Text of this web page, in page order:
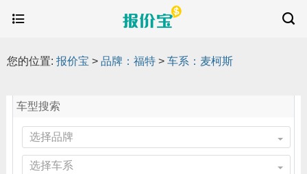
您的位置: 报价宝 > 品牌：福特 > 车系：麦柯斯
车型搜索
选择品牌
选择车系